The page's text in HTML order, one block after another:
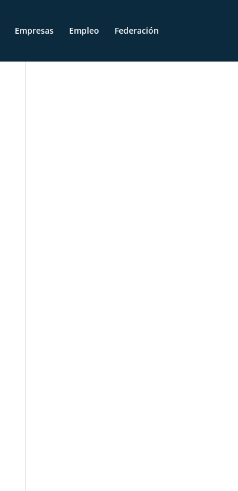
Empresas Empleo Federación